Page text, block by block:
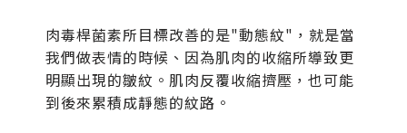
肉毒桿菌素所目標改善的是"動態紋"，就是當
我們做表情的時候、因為肌肉的收縮所導致更
明顯出現的皺紋。肌肉反覆收縮擠壓，也可能
到後來累積成靜態的紋路。